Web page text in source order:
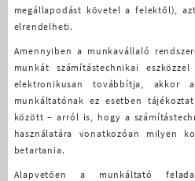
megállapodást követel a felektől),
elrendelheti.
Amennyiben a munkavállaló
munkát számítástechnikai
elektronikusan továbbítja, akkor
munkáltatónak ez esetben
között – arról is, hogy a
használatára vonatkozóan milyen
betartania.
Alapvetően a munkáltató